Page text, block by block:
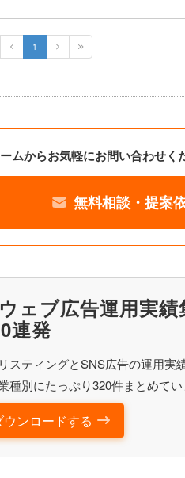
1
ムからお気軽にお問い合わせく
無料相談・提案
ェブ広告運用実績
連発
スティングとSNS広告の運用実
種別にたっぷり320件まとめて
ウンロードする